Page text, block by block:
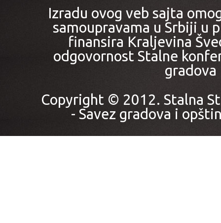
Izradu ovog veb sajta
samoupravama u Srbiji u
finansira Kraljevina
odgovornost Stalne
gradova
Copyright © 2012. Stalna
- Savez gradova i